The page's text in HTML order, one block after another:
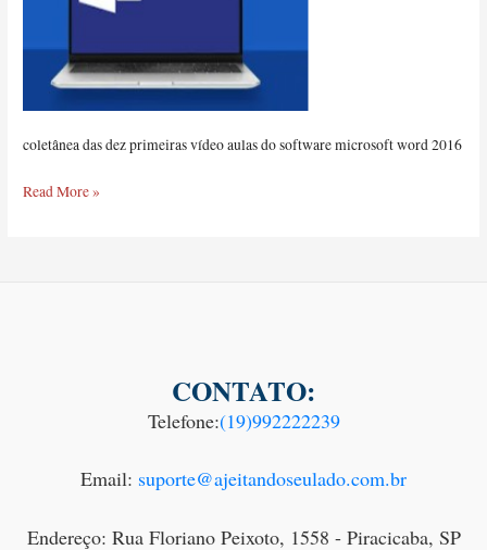
coletânea das dez primeiras vídeo aulas do software microsoft word 2016
Read More »
CONTATO:
Telefone:(19)992222239
Email: suporte@ajeitandoseulado.com.br
Endereço: Rua Floriano Peixoto, 1558 - Piracicaba, SP